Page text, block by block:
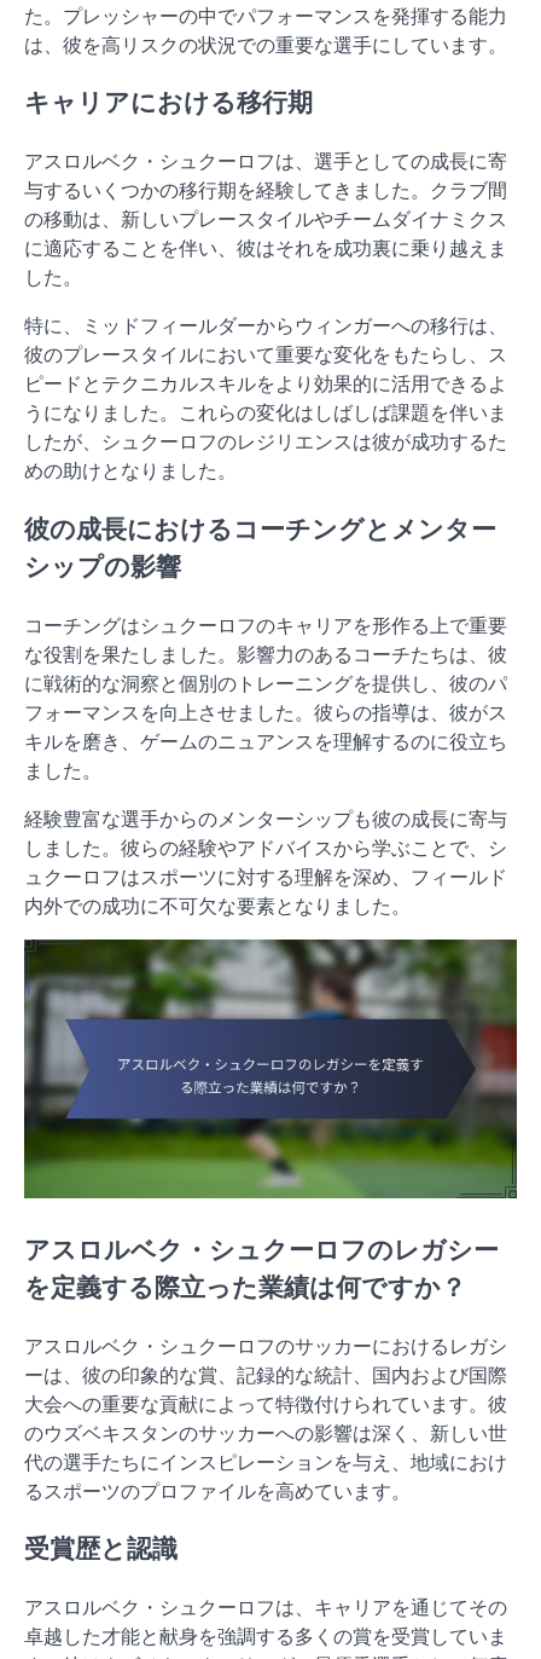
た。プレッシャーの中でパフォーマンスを発揮する能力
は、彼を高リスクの状況での重要な選手にしています。
キャリアにおける移行期
アスロルベク・シュクーロフは、選手としての成長に寄
与するいくつかの移行期を経験してきました。クラブ間
の移動は、新しいプレースタイルやチームダイナミクス
に適応することを伴い、彼はそれを成功裏に乗り越えま
した。
特に、ミッドフィールダーからウィンガーへの移行は、
彼のプレースタイルにおいて重要な変化をもたらし、ス
ピードとテクニカルスキルをより効果的に活用できるよ
うになりました。これらの変化はしばしば課題を伴いま
したが、シュクーロフのレジリエンスは彼が成功するた
めの助けとなりました。
彼の成長におけるコーチングとメンター
シップの影響
コーチングはシュクーロフのキャリアを形作る上で重要
な役割を果たしました。影響力のあるコーチたちは、彼
に戦術的な洞察と個別のトレーニングを提供し、彼のパ
フォーマンスを向上させました。彼らの指導は、彼がス
キルを磨き、ゲームのニュアンスを理解するのに役立ち
ました。
経験豊富な選手からのメンターシップも彼の成長に寄与
しました。彼らの経験やアドバイスから学ぶことで、シ
ュクーロフはスポーツに対する理解を深め、フィールド
内外での成功に不可欠な要素となりました。
アスロルベク・シュクーロフのレガシー
を定義する際立った業績は何ですか？
アスロルベク・シュクーロフのサッカーにおけるレガシ
ーは、彼の印象的な賞、記録的な統計、国内および国際
大会への重要な貢献によって特徴付けられています。彼
のウズベキスタンのサッカーへの影響は深く、新しい世
代の選手たちにインスピレーションを与え、地域におけ
るスポーツのプロファイルを高めています。
受賞歴と認識
アスロルベク・シュクーロフは、キャリアを通じてその
卓越した才能と献身を強調する多くの賞を受賞していま